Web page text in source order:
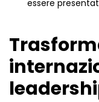
essere